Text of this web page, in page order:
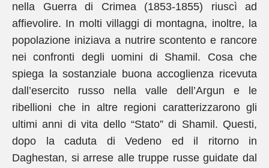
nella Guerra di Crimea (1853-1855) riuscì ad
affievolire. In molti villaggi di montagna, inoltre, la
popolazione iniziava a nutrire scontento e rancore
nei confronti degli uomini di Shamil. Cosa che
spiega la sostanziale buona accoglienza ricevuta
dall’esercito russo nella valle dell’Argun e le
ribellioni che in altre regioni caratterizzarono gli
ultimi anni di vita dello “Stato” di Shamil. Questi,
dopo la caduta di Vedeno ed il ritorno in
Daghestan, si arrese alle truppe russe guidate dal